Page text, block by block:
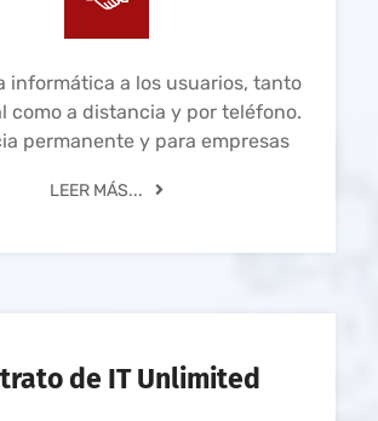
informática a los usuarios, tanto
como a distancia y por teléfono.
permanente y para empresas
LEER MÁS...
de IT Unlimited